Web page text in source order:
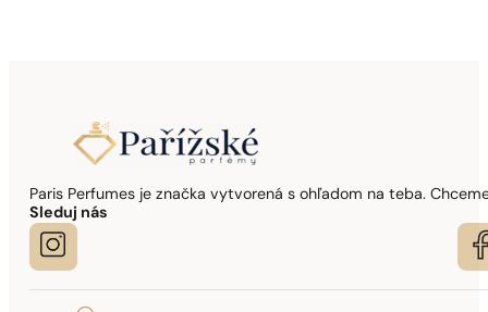
Paris Perfumes je značka vytvorená s ohľadom na teba.
Sleduj nás